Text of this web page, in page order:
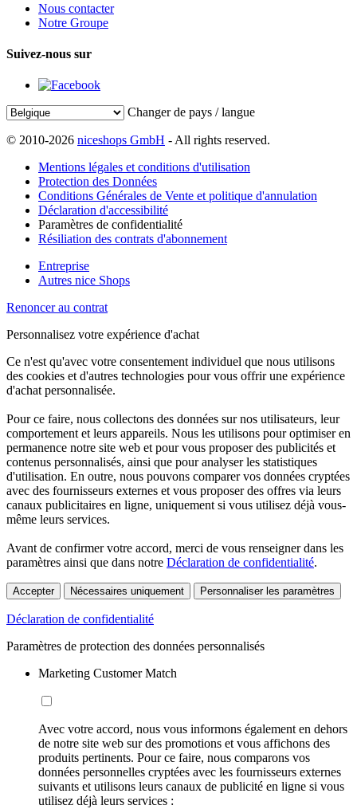
Nous contacter
Notre Groupe
Suivez-nous sur
Changer de pays / langue
© 2010-2026 niceshops GmbH - All rights reserved.
Mentions légales et conditions d'utilisation
Protection des Données
Conditions Générales de Vente et politique d'annulation
Déclaration d'accessibilité
Paramètres de confidentialité
Résiliation des contrats d'abonnement
Entreprise
Autres nice Shops
Renoncer au contrat
Personnalisez votre expérience d'achat
Ce n'est qu'avec votre consentement individuel que nous utilisons
des cookies et d'autres technologies pour vous offrir une expérience
d'achat personnalisée.
Pour ce faire, nous collectons des données sur nos utilisateurs, leur
comportement et leurs appareils. Nous les utilisons pour optimiser en
permanence notre site web et pour vous proposer des publicités et
contenus personnalisés, ainsi que pour analyser les statistiques
d'utilisation. En outre, nous pouvons comparer vos données cryptées
avec des fournisseurs externes et vous proposer des offres via leurs
canaux publicitaires en ligne, uniquement si vous utilisez déjà vous-
même leurs services.
Avant de confirmer votre accord, merci de vous renseigner dans les
paramètres ainsi que dans notre Déclaration de confidentialité.
Accepter Nécessaires uniquement Personnaliser les paramètres
Déclaration de confidentialité
Paramètres de protection des données personnalisés
Marketing Customer Match
Avec votre accord, nous vous informons également en dehors
de notre site web sur des promotions et vous affichons des
produits pertinents. Pour ce faire, nous comparons vos
données personnelles cryptées avec les fournisseurs externes
suivants et utilisons leurs canaux de publicité en ligne si vous
utilisez déjà leurs services :